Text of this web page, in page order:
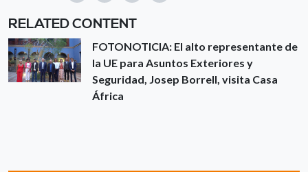
RELATED CONTENT
FOTONOTICIA: El alto representante de
la UE para Asuntos Exteriores y
Seguridad, Josep Borrell, visita Casa
África